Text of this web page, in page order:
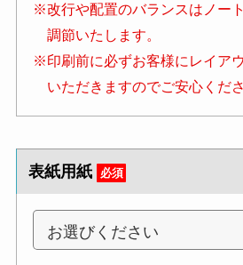
※改行や配置のバランスはノー
調節いたします。
※印刷前に必ずお客様にレイア
いただきますのでご安心くださ
表紙用紙 必須